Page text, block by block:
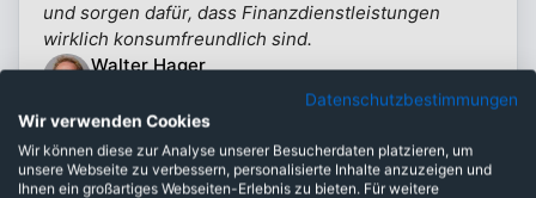
und sorgen dafür, dass Finanzdienstleistungen
wirklich konsumfreundlich sind.
Walter Hager
Experte Finanzdienstleistungen (VKI)
Mehr erfahren
Datenschutzbestimmungen
Wir verwenden Cookies
Wir können diese zur Analyse unserer Besucherdaten platzieren, um
unsere Webseite zu verbessern, personalisierte Inhalte anzuzeigen und
Ihnen ein großartiges Webseiten-Erlebnis zu bieten. Für weitere